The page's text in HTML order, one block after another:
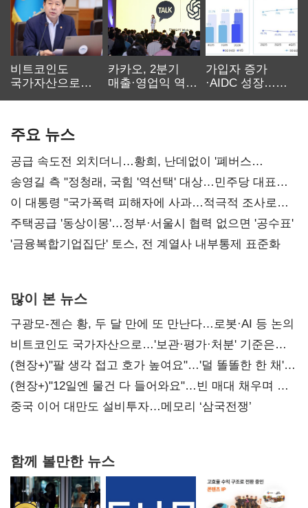
비트코인도
국가자산으로…'
카카오, 2분기
매출·영업익 역대
가입자 증가
·AIDC 성장…
주요 뉴스
공급 속도전 외치더니…황희, 난데없이 '폐버스
리모델링' 제안
송영길 측 "정청래, 국힘 '역선택' 대상…민주당 대표로
총선 지휘 못해"
이 대통령 "국가폭력 피해자에 사과…적극적 조사로
진실 밝혀야"
주택공급 '동상이몽'…정부·서울시 협력 없으면 '공수표'
'금융복합기업집단' 토스, 전 계열사 내부통제 표준화
많이 본 뉴스
구광모-젠슨 황, 두 달 만에 또 만난다…로봇·AI 등 논의
비트코인도 국가자산으로…'보관·평가·처분' 기준은
숙제
(현장+)"팔 생각 접고 호가 높여요"…'덜 똘똘한 한 채'
20억 키맞추기
(현장+)"12일엔 물건 다 들어와요"…빈 매대 채우며 문
연 홈플러스
중국 이어 대만도 설비투자…메모리 ‘삼국전쟁’
함께 볼만한 뉴스